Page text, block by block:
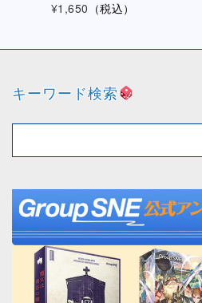
¥1,650 （税込）
キーワード検索